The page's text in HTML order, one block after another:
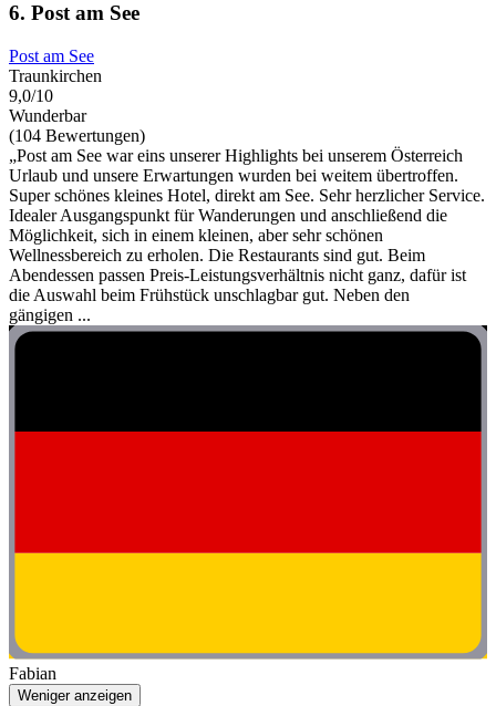
6. Post am See
Post am See
Traunkirchen
9,0/10
Wunderbar
(104 Bewertungen)
„Post am See war eins unserer Highlights bei unserem Österreich
Urlaub und unsere Erwartungen wurden bei weitem übertroffen.
Super schönes kleines Hotel, direkt am See. Sehr herzlicher Service.
Idealer Ausgangspunkt für Wanderungen und anschließend die
Möglichkeit, sich in einem kleinen, aber sehr schönen
Wellnessbereich zu erholen. Die Restaurants sind gut. Beim
Abendessen passen Preis-Leistungsverhältnis nicht ganz, dafür ist
die Auswahl beim Frühstück unschlagbar gut. Neben den
gängigen ...
Fabian
Weniger anzeigen